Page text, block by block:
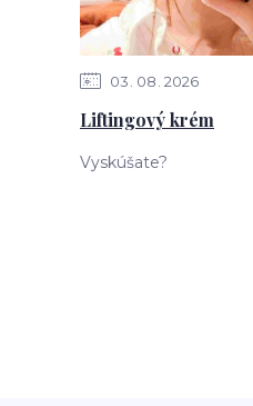
03 08 2026
Liftingový krém
Vyskúšate?